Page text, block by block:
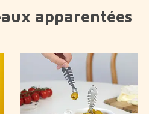
apparentées